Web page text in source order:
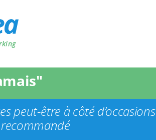
peut-être à côté d’occasions
recommandé